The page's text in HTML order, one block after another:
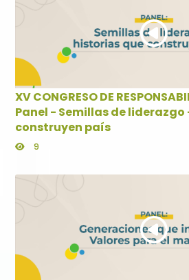
XV CONGRESO DE
Panel - Semillas de
construyen país
9